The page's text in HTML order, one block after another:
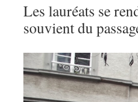
Les lauréats se
souvient du